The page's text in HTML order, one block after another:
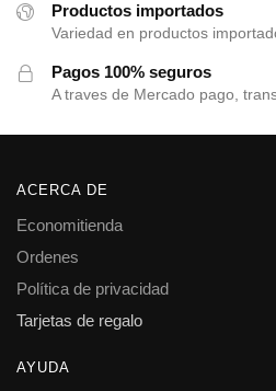
Productos importados
Variedad en productos
Pagos 100% seguros
A traves de Mercado pago,
ACERCA DE
Economitienda
Ordenes
Política de privacidad
Tarjetas de regalo
AYUDA